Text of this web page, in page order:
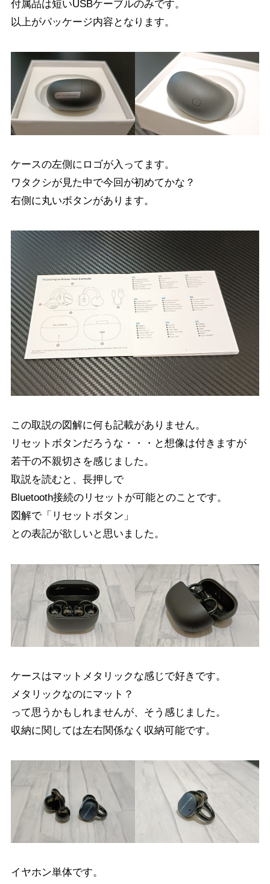
付属品は短いUSBケーブルのみです。
以上がパッケージ内容となります。
ケースの左側にロゴが入ってます。
ワタクシが見た中で今回が初めてかな？
右側に丸いボタンがあります。
この取説の図解に何も記載がありません。
リセットボタンだろうな・・・と想像は付きますが
若干の不親切さを感じました。
取説を読むと、長押しで
Bluetooth接続のリセットが可能とのことです。
図解で「リセットボタン」
との表記が欲しいと思いました。
ケースはマットメタリックな感じで好きです。
メタリックなのにマット？
って思うかもしれませんが、そう感じました。
収納に関しては左右関係なく収納可能です。
イヤホン単体です。